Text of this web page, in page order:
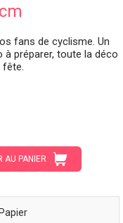
fans de cyclisme. Un
à préparer, toute la déco
AU PANIER